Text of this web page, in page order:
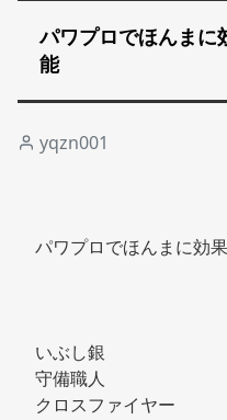
パワプロでほんまに
能
yqzn001
パワプロでほんまに効
いぶし銀
守備職人
クロスファイヤー